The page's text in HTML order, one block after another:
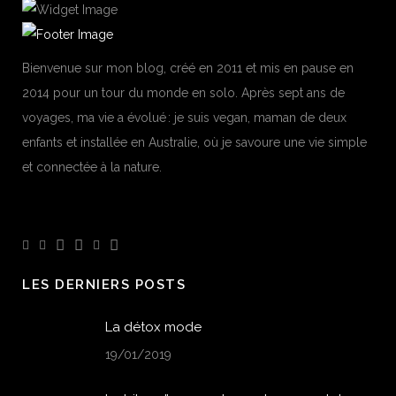
Bienvenue sur mon blog, créé en 2011 et mis en pause en
2014 pour un tour du monde en solo. Après sept ans de
voyages, ma vie a évolué : je suis vegan, maman de deux
enfants et installée en Australie, où je savoure une vie simple
et connectée à la nature.
LES DERNIERS POSTS
La détox mode
19/01/2019